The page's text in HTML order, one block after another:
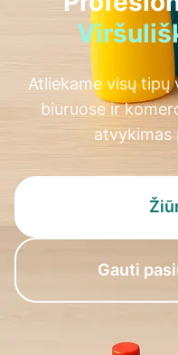
Atliekame visų tipų
biuruose ir
atvykimas
Gauti